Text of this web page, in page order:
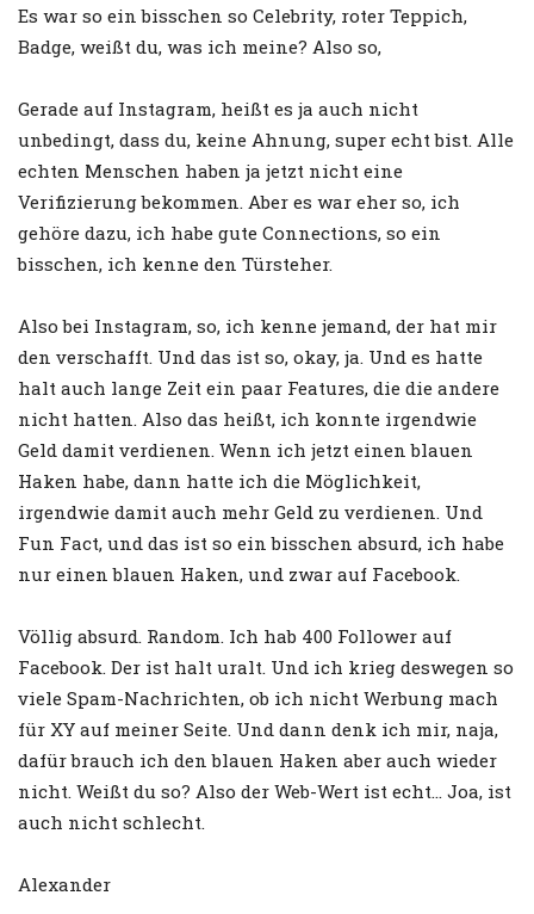
Es war so ein bisschen so Celebrity, roter Teppich,
Badge, weißt du, was ich meine? Also so,
Gerade auf Instagram, heißt es ja auch nicht
unbedingt, dass du, keine Ahnung, super echt bist. Alle
echten Menschen haben ja jetzt nicht eine
Verifizierung bekommen. Aber es war eher so, ich
gehöre dazu, ich habe gute Connections, so ein
bisschen, ich kenne den Türsteher.
Also bei Instagram, so, ich kenne jemand, der hat mir
den verschafft. Und das ist so, okay, ja. Und es hatte
halt auch lange Zeit ein paar Features, die die andere
nicht hatten. Also das heißt, ich konnte irgendwie
Geld damit verdienen. Wenn ich jetzt einen blauen
Haken habe, dann hatte ich die Möglichkeit,
irgendwie damit auch mehr Geld zu verdienen. Und
Fun Fact, und das ist so ein bisschen absurd, ich habe
nur einen blauen Haken, und zwar auf Facebook.
Völlig absurd. Random. Ich hab 400 Follower auf
Facebook. Der ist halt uralt. Und ich krieg deswegen so
viele Spam-Nachrichten, ob ich nicht Werbung mach
für XY auf meiner Seite. Und dann denk ich mir, naja,
dafür brauch ich den blauen Haken aber auch wieder
nicht. Weißt du so? Also der Web-Wert ist echt… Joa, ist
auch nicht schlecht.
Alexander